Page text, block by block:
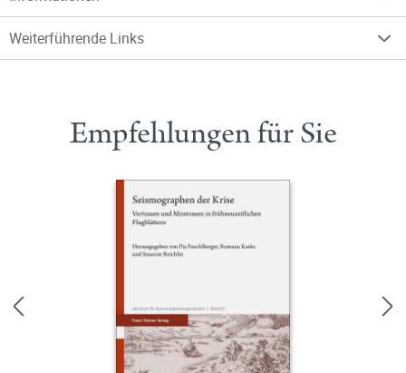
Weiterführende Links
Empfehlungen für Sie